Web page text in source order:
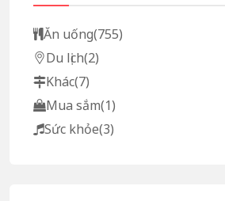
Ăn uống(755)
Du lịch(2)
Khác(7)
Mua sắm(1)
Sức khỏe(3)